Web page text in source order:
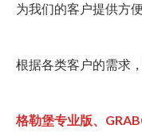
为我们的客户提供方
根据各类客户的需求
格勒堡专业版、